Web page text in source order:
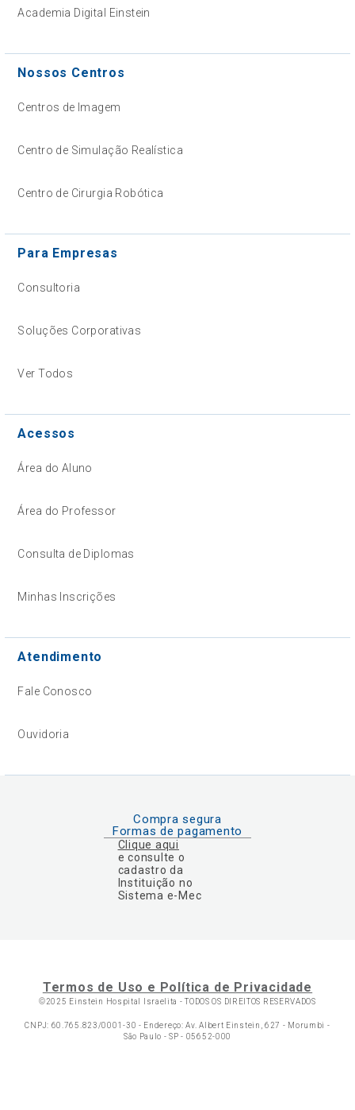
Academia Digital Einstein
Nossos Centros
Centros de Imagem
Centro de Simulação Realística
Centro de Cirurgia Robótica
Para Empresas
Consultoria
Soluções Corporativas
Ver Todos
Acessos
Área do Aluno
Área do Professor
Consulta de Diplomas
Minhas Inscrições
Atendimento
Fale Conosco
Ouvidoria
Compra segura
Formas de pagamento
Clique aqui
e consulte o
cadastro da
Instituição no
Sistema e-Mec
Termos de Uso e Política de Privacidade
©2025 Einstein Hospital Israelita -TODOS OS DIREITOS RESERVADOS
CNPJ: 60.765.823/0001-30 - Endereço: Av. Albert Einstein, 627 - Morumbi -
São Paulo - SP - 05652-000